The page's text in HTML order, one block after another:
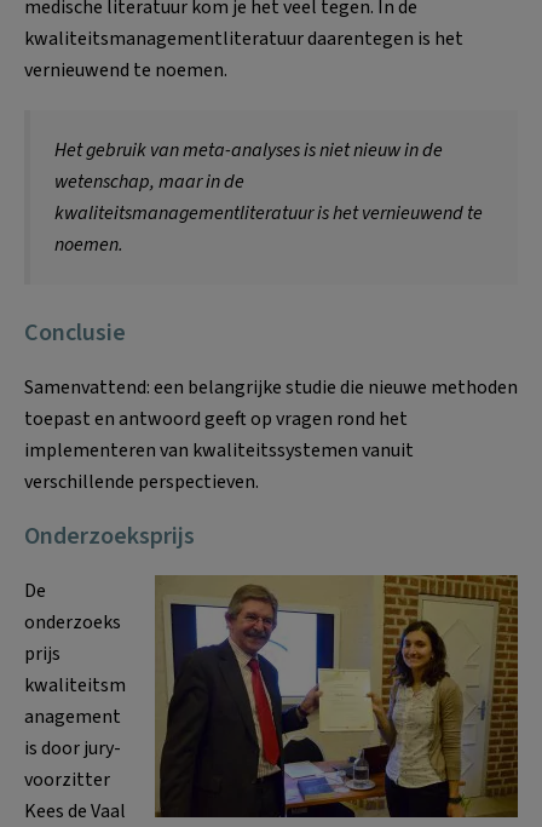
medische literatuur kom je het veel tegen. In de
kwaliteitsmanagementliteratuur daarentegen is het
vernieuwend te noemen.
Het gebruik van meta-analyses is niet nieuw in de
wetenschap, maar in de
kwaliteitsmanagementliteratuur is het vernieuwend te
noemen.
Conclusie
Samenvattend: een belangrijke studie die nieuwe methoden
toepast en antwoord geeft op vragen rond het
implementeren van kwaliteitssystemen vanuit
verschillende perspectieven.
Onderzoeksprijs
De
onderzoeks
prijs
kwaliteitsm
anagement
is door jury-
voorzitter
Kees de Vaal